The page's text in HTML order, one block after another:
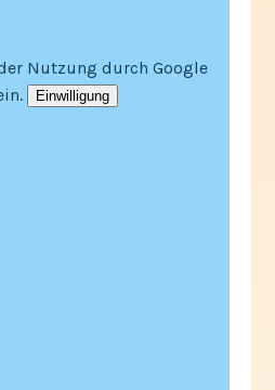
Nutzung durch Google
Einwilligung